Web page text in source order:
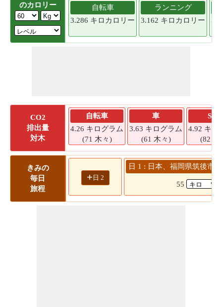
のカロリー
自転車
3.286 キロカロリー
ランニング
3.162 キロカロリー
CO2
排出量
対木
自転車
4.26 キログラム
(71 木々)
車
3.63 キログラム
(61 木々)
SUV
4.92 キロ
(82 木
きみの
毎日
旅程
+ 日 2
日 1 : 日本、福岡県筑後市
55